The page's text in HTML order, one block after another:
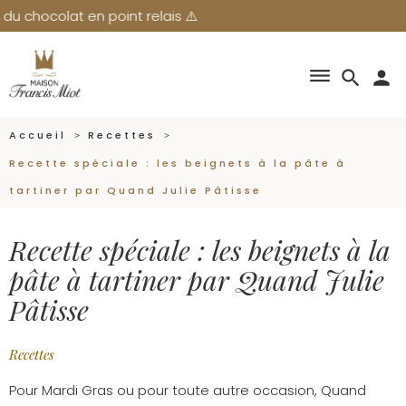
en point relais ⚠️
search
dehaze person
Accueil
Recettes
Recette spéciale : les beignets à la pâte à
tartiner par Quand Julie Pâtisse
Recette spéciale : les beignets à la
pâte à tartiner par Quand Julie
Pâtisse
Recettes
Pour Mardi Gras ou pour toute autre occasion, Quand